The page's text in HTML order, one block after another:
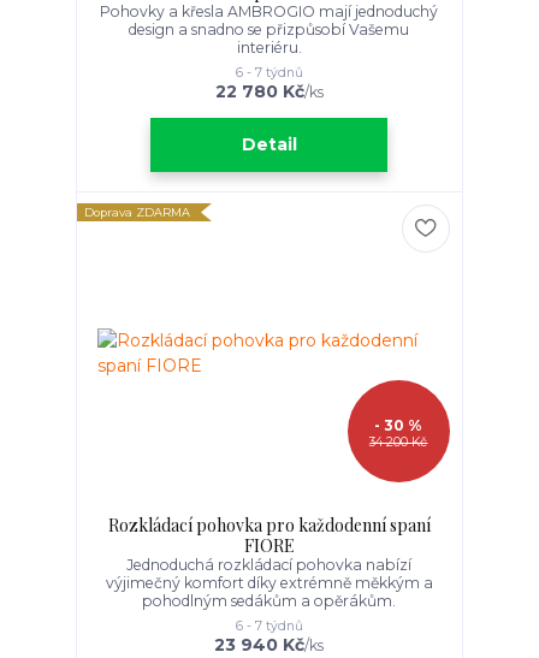
Pohovky a křesla AMBROGIO mají jednoduchý
design a snadno se přizpůsobí Vašemu
interiéru.
22 780 Kč/ks
6 - 7 týdnů
Detail
Doprava ZDARMA
34 200 Kč
- 30 %
Rozkládací pohovka pro každodenní spaní
FIORE
Jednoduchá rozkládací pohovka nabízí
výjimečný komfort díky extrémně měkkým a
pohodlným sedákům a opěrákům.
23 940 Kč/ks
6 - 7 týdnů